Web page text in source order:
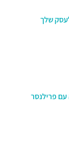
שלך
פרילנסר